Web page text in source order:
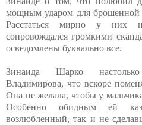
мощным ударом для брошенной
Расстаться мирно у них
сопровождался громкими
осведомлены буквально все.
Зинаида Шарко
Владимирова, что вскоре
Она не желала, чтобы у
Особенно обидным ей
возлюбленный, так и не